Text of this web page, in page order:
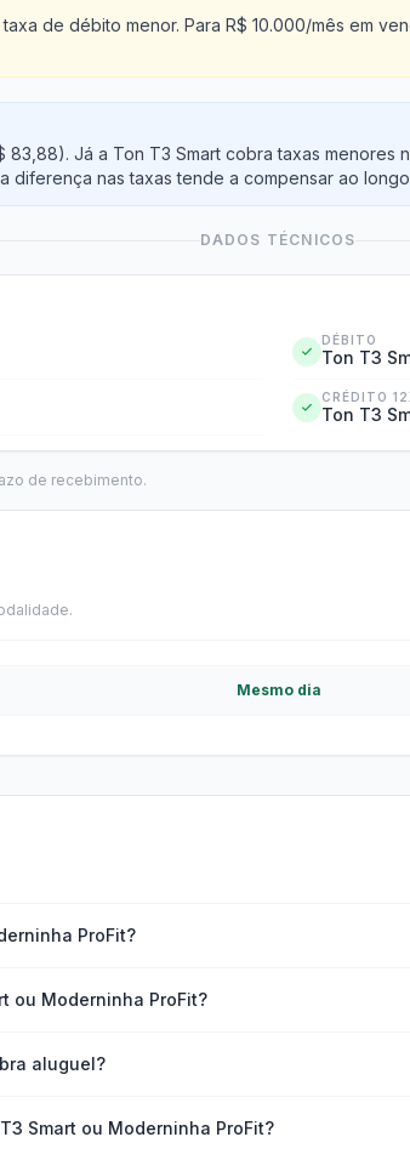
taxa de débito menor. Para R$ 10.000/mês em
83,88). Já a Ton T3 Smart cobra taxas
diferença nas taxas tende a compensar ao
DADOS TÉCNICOS
DÉBITO
Ton T3
CRÉDITO
Ton T3
de recebimento.
Mesmo dia
ProFit?
ou Moderninha ProFit?
aluguel?
Smart ou Moderninha ProFit?